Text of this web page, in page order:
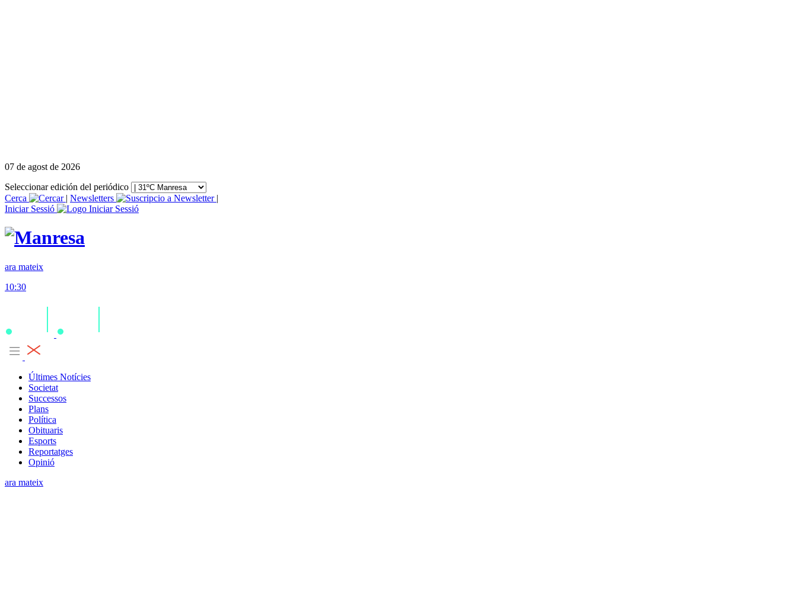
07 de agost de 2026
Seleccionar edición del periódico
Cerca
| Newsletters
|
Iniciar Sessió
ara mateix
10:30
Últimes Notícies
Societat
Successos
Plans
Política
Obituaris
Esports
Reportatges
Opinió
ara mateix